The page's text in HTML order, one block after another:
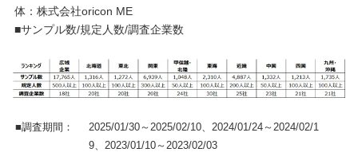
体：株式会社oricon ME
■サンプル数/規定人数/調査企業数
■調査期間：
2025/01/30～2025/02/10、2024/01/24～2024/02/1
9、2023/01/10～2023/02/03